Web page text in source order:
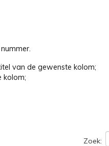
van de gewenste kolom;
kolom;
Zoek: